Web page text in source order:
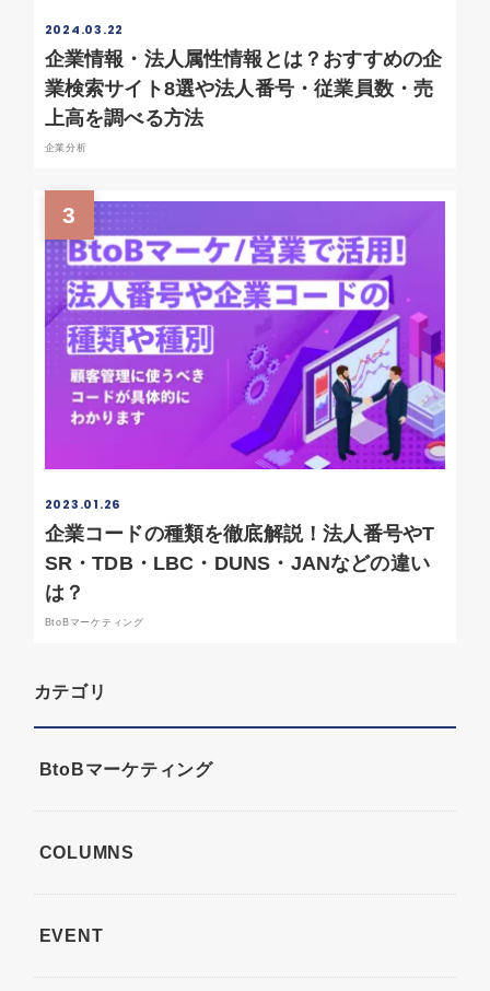
2024.03.22
企業情報・法人属性情報とは？おすすめの企
業検索サイト8選や法人番号・従業員数・売
上高を調べる方法
企業分析
3
2023.01.26
企業コードの種類を徹底解説！法人番号やT
SR・TDB・LBC・DUNS・JANなどの違い
は？
BtoBマーケティング
カテゴリ
BtoBマーケティング
COLUMNS
EVENT